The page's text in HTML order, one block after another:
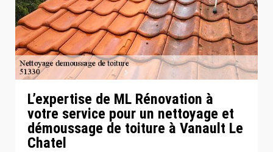
L’expertise de ML Rénovation à
votre service pour un nettoyage et
démoussage de toiture à Vanault Le
Chatel